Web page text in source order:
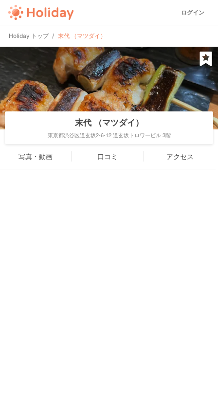
ログイン
Holiday トップ 末代 （マツダイ）
末代 （マツダイ）
東京都渋谷区道玄坂2-6-12 道玄坂トロワービル 3階
写真・動画 口コミ アクセス